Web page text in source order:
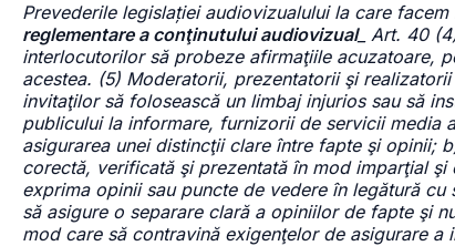
Prevederile legislației audiovizualului la care facem
reglementare a conţinutului audiovizual_ Art. 40
interlocutorilor să probeze afirmaţiile acuzatoare,
acestea. (5) Moderatorii, prezentatorii şi
invitaţilor să folosească un limbaj injurios sau să
publicului la informare, furnizorii de servicii media
asigurarea unei distincţii clare între fapte şi opinii;
corectă, verificată şi prezentată în mod imparţial
exprima opinii sau puncte de vedere în legătură
să asigure o separare clară a opiniilor de fapte şi
mod care să contravină exigenţelor de asigurare a